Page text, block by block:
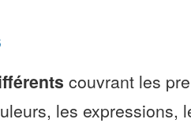
couvrant les
les expressions,